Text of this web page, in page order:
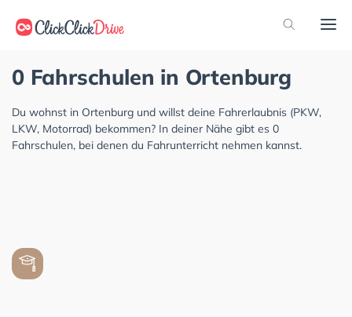
0 Fahrschulen in Ortenburg
Du wohnst in Ortenburg und willst deine Fahrerlaubnis (PKW,
LKW, Motorrad) bekommen? In deiner Nähe gibt es 0
Fahrschulen, bei denen du Fahrunterricht nehmen kannst.